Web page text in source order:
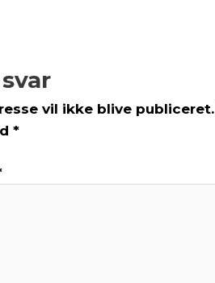
vil ikke blive publiceret.
*